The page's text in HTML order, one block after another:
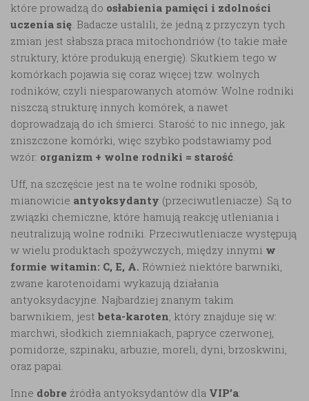
które prowadzą do osłabienia pamięci i zdolności
uczenia się. Badacze ustalili, że jedną z przyczyn tych
zmian jest słabsza praca mitochondriów (to takie małe
struktury, które produkują energię). Skutkiem tego w
komórkach pojawia się coraz więcej tzw. wolnych
rodników, czyli niesparowanych atomów. Wolne rodniki
niszczą strukturę innych komórek, a nawet
doprowadzają do ich śmierci. Starość to nic innego, jak
zniszczone komórki, więc szybko podstawiamy pod
wzór: organizm + wolne rodniki = starość.
Uff, na szczęście jest na te wolne rodniki sposób,
mianowicie antyoksydanty (przeciwutleniacze). Są to
związki chemiczne, które hamują reakcję utleniania i
neutralizują wolne rodniki. Przeciwutleniacze występują
w wielu produktach spożywczych, między innymi w
formie witamin: C, E, A. Również niektóre barwniki,
zwane karotenoidami wykazują działania
antyoksydacyjne. Najbardziej znanym takim
barwnikiem, jest beta-karoten, który znajduje się w:
marchwi, słodkich ziemniakach, papryce czerwonej,
pomidorze, szpinaku, arbuzie, moreli, dyni, brzoskwini,
oraz papai.
Inne dobre źródła antyoksydantów dla VIP’a: